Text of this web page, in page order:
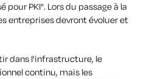
PKI". Lors du passage à la
entreprises devront évoluer et
dans l'infrastructure, le
continu, mais les